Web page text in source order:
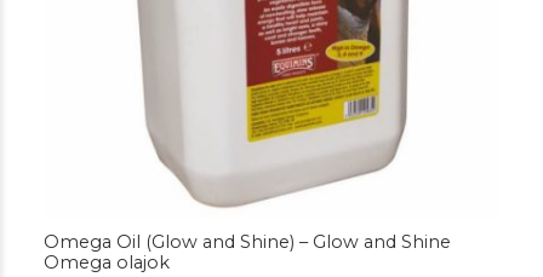
Omega Oil (Glow and Shine) – Glow and Shine
Omega olajok